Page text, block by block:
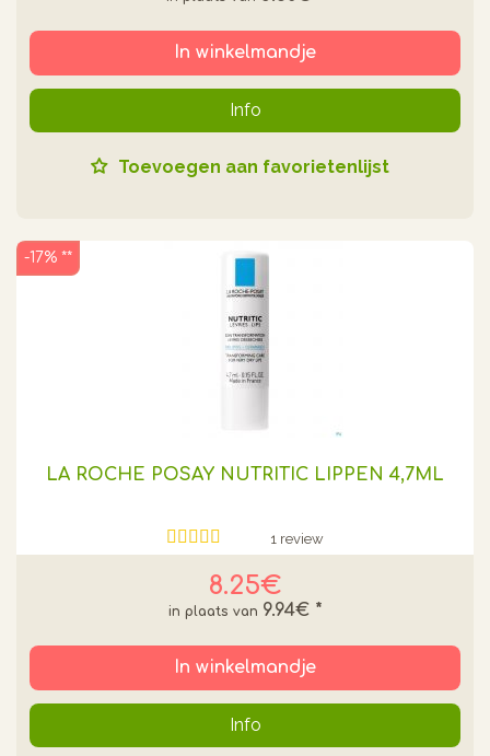
In winkelmandje
Info
Toevoegen aan favorietenlijst
LA ROCHE POSAY NUTRITIC LIPPEN 4,7ML
1 review
8.25€
9.94€ *
-17% **
In winkelmandje
Info